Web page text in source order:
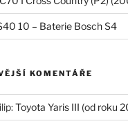
10 – Baterie Bosch S4
KOMENTÁŘE
:Toyota Yaris III (od roku